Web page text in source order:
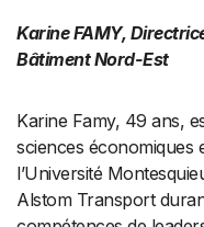
Karine FAMY,
Bâtiment Nord-Est
Karine Famy, 49 ans,
sciences économiques
l’Université
Alstom Transport